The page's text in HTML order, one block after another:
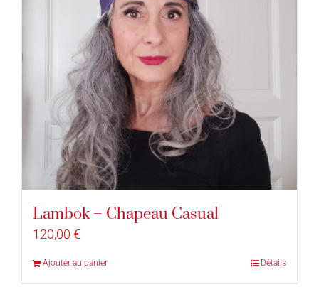
Lambok – Chapeau Casual
120,00 €
Ajouter au panier Détails